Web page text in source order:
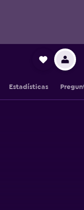
Estadísticas